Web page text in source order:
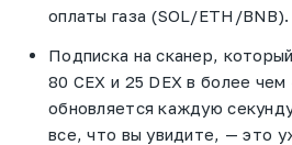
оплаты газа (SOL/ETH/BNB).
Подписка на сканер,
80 CEX и 25 DEX в более чем
обновляется каждую
все, что вы увидите, — это